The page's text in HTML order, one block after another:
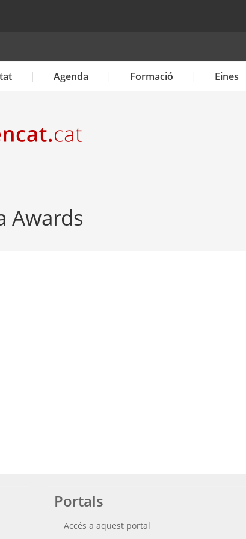
Agenda Formació Eines
Awards
Portals
Accés a aquest portal